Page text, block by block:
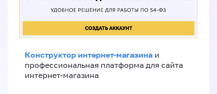
Конструктор интернет-магазина и
профессиональная платформа для сайта
интернет-магазина